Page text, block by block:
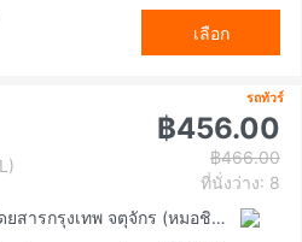
เลือก
รถทัวร์
฿456.00
฿466.00
ที่นั่งว่าง: 8
สถานีขนส่งผู้โดยสารกรุงเทพ จตุจักร (หมอชิต2)